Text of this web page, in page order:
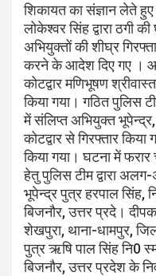
शिकायत का संज्ञान लेते
लोकेश्वर सिंह द्वारा ठगी
अभियुक्तों की शीघ्र
करने के आदेश दिए गए ।
कोटद्वार मणिभूषण
किया गया। गठित पुलिस
में संलिप्त अभियुक्त
कोटद्वार से गिरफ्तार
किया गया। घटना में
हेतु पुलिस टीम द्वारा
भूपेन्द्र पुत्र हरपाल सिंह,
बिजनौर, उत्तर प्रदे।
शेखपुरा, थाना-धामपुर,
पुत्र ऋषि पाल सिंह नि0
बिजनौर, उत्तर प्रदेश के